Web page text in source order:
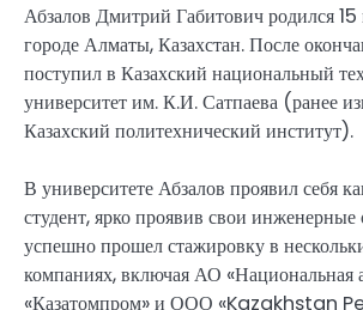
Абзалов Дмитрий Габитович родился 15
городе Алматы, Казахстан. После
поступил в Казахский национальный
университет им. К.И. Сатпаева (ранее
Казахский политехнический институт).
В университете Абзалов проявил себя
студент, ярко проявив свои
успешно прошел стажировку в
компаниях, включая АО «Национальная
«Казатомпром» и ООО «Kazakhstan